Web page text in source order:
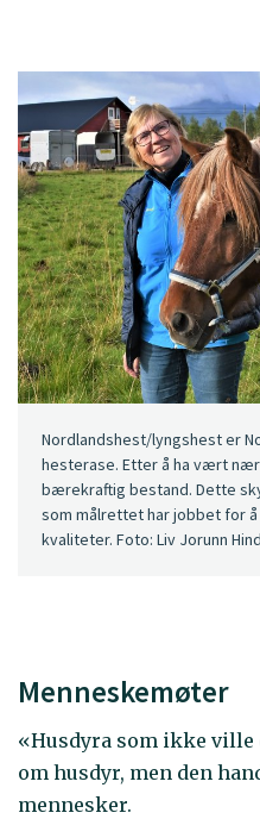
Nordlandshest/lyngshest er
hesterase. Etter å ha vært
bærekraftig bestand. Dette
som målrettet har jobbet for
kvaliteter. Foto: Liv Jorunn Hind
Menneskemøter
«Husdyra som ikke
om husdyr, men den
mennesker.